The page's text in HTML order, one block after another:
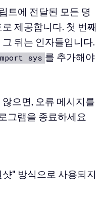
트에 전달된 모든 명
제공합니다. 첫 번째
뒤는 인자들입니다.
sys 를 추가해야
으면, 오류 메시지를
그램을 종료하세요
" 방식으로 사용되지